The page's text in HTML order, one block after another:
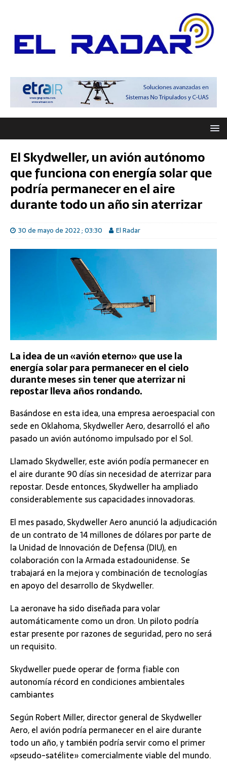
El Skydweller, un avión autónomo
que funciona con energía solar que
podría permanecer en el aire
durante todo un año sin aterrizar
30 de mayo de 2022 ; 03:30 El Radar
La idea de un «avión eterno» que use la
energía solar para permanecer en el cielo
durante meses sin tener que aterrizar ni
repostar lleva años rondando.
Basándose en esta idea, una empresa aeroespacial con
sede en Oklahoma, Skydweller Aero, desarrolló el año
pasado un avión autónomo impulsado por el Sol.
Llamado Skydweller, este avión podía permanecer en
el aire durante 90 días sin necesidad de aterrizar para
repostar. Desde entonces, Skydweller ha ampliado
considerablemente sus capacidades innovadoras.
El mes pasado, Skydweller Aero anunció la adjudicación
de un contrato de 14 millones de dólares por parte de
la Unidad de Innovación de Defensa (DIU), en
colaboración con la Armada estadounidense. Se
trabajará en la mejora y combinación de tecnologías
en apoyo del desarrollo de Skydweller.
La aeronave ha sido diseñada para volar
automáticamente como un dron. Un piloto podría
estar presente por razones de seguridad, pero no será
un requisito.
Skydweller puede operar de forma fiable con
autonomía récord en condiciones ambientales
cambiantes
Según Robert Miller, director general de Skydweller
Aero, el avión podría permanecer en el aire durante
todo un año, y también podría servir como el primer
«pseudo-satélite» comercialmente viable del mundo.